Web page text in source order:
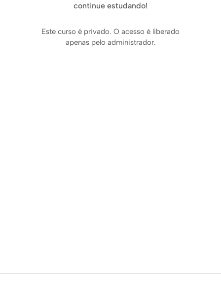
continue estudando!
Este curso é privado. O acesso é liberado
apenas pelo administrador.